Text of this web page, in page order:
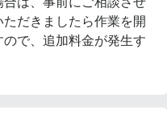
だきましたら作業を開
で、追加料金が発生す